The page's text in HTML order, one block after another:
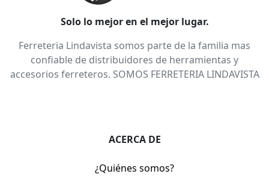
Solo lo mejor en el mejor lugar.
Ferreteria Lindavista somos parte de la familia mas
confiable de distribuidores de herramientas y
accesorios ferreteros. SOMOS FERRETERIA LINDAVISTA
ACERCA DE
¿Quiénes somos?